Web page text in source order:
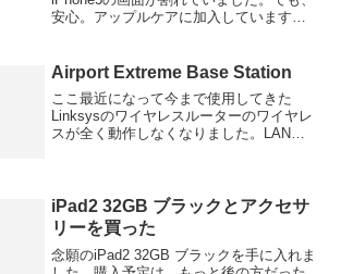
安心。アップルケアに加入しています！
くれます。ここは田舎。近くにアップル
ストア...
Airport Extreme Base Station
ここ最近になって今まで使用してきた
Linksysのワイヤレスルーターのワイヤレ
スが全く動作しなくなりました。LANも
日、ちらっとFry...
iPad2 32GB ブラックとアクセサ
リーを買った
念願のiPad2 32GB ブラックを手に入れま